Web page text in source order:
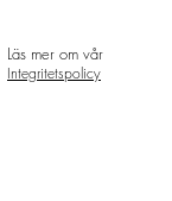
Läs mer om vår
Integritetspolicy